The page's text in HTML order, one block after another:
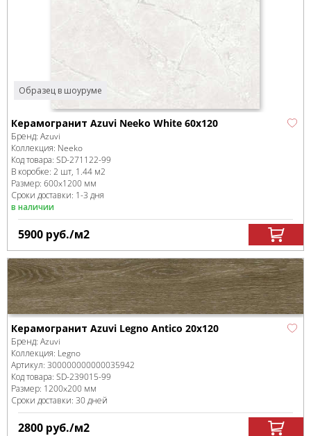
Образец в шоуруме
Керамогранит Azuvi Neeko White 60x120
Бренд: Azuvi
Коллекция: Neeko
Код товара: SD-271122-99
В коробке: 2 шт, 1.44 м2
Размер: 600x1200 мм
Сроки доставки: 1-3 дня
в наличии
5900 руб./м2
Керамогранит Azuvi Legno Antico 20x120
Бренд: Azuvi
Коллекция: Legno
Артикул: 300000000000035942
Код товара: SD-239015-99
Размер: 1200x200 мм
Сроки доставки: 30 дней
2800 руб./м2